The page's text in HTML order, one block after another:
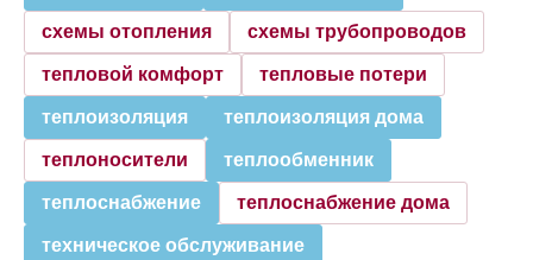
схемы отопления схемы трубопроводов
тепловой комфорт тепловые потери
теплоизоляция теплоизоляция дома
теплоносители теплообменник
теплоснабжение теплоснабжение дома
техническое обслуживание